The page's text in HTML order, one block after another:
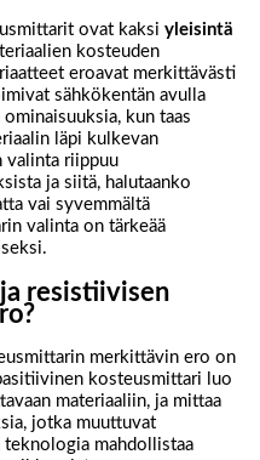
ovat kaksi yleisintä
kosteuden
eroavat merkittävästi
sähkökentän avulla
kun taas
läpi kulkevan
valinta riippuu
ja siitä, halutaanko
vai syvemmältä
valinta on tärkeää
resistiivisen
merkittävin ero on
kosteusmittari luo
materiaaliin, ja mittaa
jotka muuttuvat
teknologia mahdollistaa